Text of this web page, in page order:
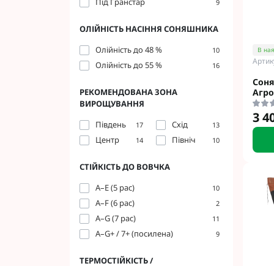
Фунгіциди Для
Фунгіциди Для
Фунгіциди для
Фунгіциди Для
Фунгіциди Для
Фунгіциди для
Фунгіциди Для
Фунгіциди Для
Фунгіциди Для
Фунгіциди Для
Контактні
Системні
9
ОЛІЙНІСТЬ НАСІННЯ СОНЯШНИКА
Олійність до 48 %
10
Олійність до 55 % 16
РЕКОМЕНДОВАНА ЗОНА
ВИРОЩУВАННЯ
Південь
17 Схід 13
Центр 14 Північ 10
СТІЙКІСТЬ ДО ВОВЧКА
A–E (5 рас)
10
A–F (6 рас) 2
A–G (7 рас) 11
A–G+ / 7+ (посилена) 9
ТЕРМОСТІЙКІСТЬ /
В
3